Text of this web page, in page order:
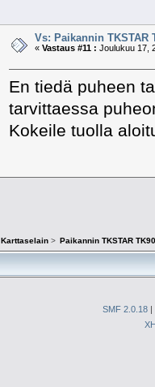
Vs: Paikannin TKSTAR
«Vastaus #11 : Joulukuu 17,
En tiedä puheen
tarvittaessa
Kokeile tuolla
Karttaselain> Paikannin TKSTAR
SMF 2.0.18